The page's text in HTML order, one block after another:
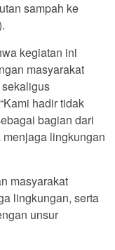
sampah ke
kegiatan ini
masyarakat
hadir tidak
bagian dari
lingkungan
masyarakat
lingkungan, serta
unsur